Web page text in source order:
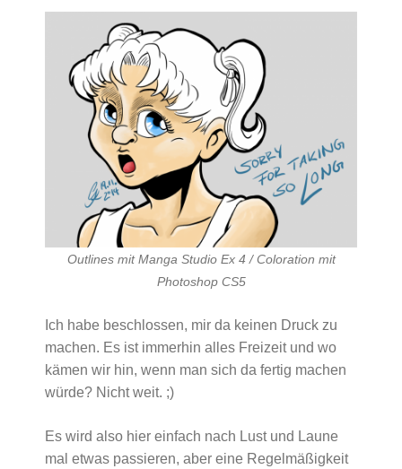
Outlines mit Manga Studio Ex 4 / Coloration mit
Photoshop CS5
Ich habe beschlossen, mir da keinen Druck zu
machen. Es ist immerhin alles Freizeit und wo
kämen wir hin, wenn man sich da fertig machen
würde? Nicht weit. ;)
Es wird also hier einfach nach Lust und Laune
mal etwas passieren, aber eine Regelmäßigkeit